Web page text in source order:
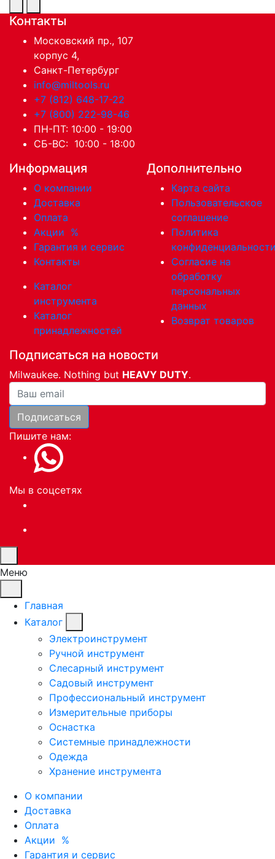
Контакты
Московский пр., 107
корпус 4,
Санкт-Петербург
info@miltools.ru
+7 (812) 648-17-22
+7 (800) 222-98-46
ПН-ПТ: 10:00 - 19:00
СБ-ВС: 10:00 - 18:00
Информация
О компании
Доставка
Оплата
Акции %
Гарантия и сервис
Контакты
Каталог
инструмента
Каталог
принадлежностей
Дополнительно
Карта сайта
Пользовательское
соглашение
Политика
Согласие на
обработку
персональных
данных
Возврат товаров
Подписаться на новости
Milwaukee. Nothing but HEAVY DUTY.
Ваша почта
Подписаться
Пишите нам:
Мы в соцсетях
Меню
Главная
Каталог
Электроинструмент
Ручной инструмент
Слесарный инструмент
Садовый инструмент
Профессиональный инструмент
Измерительные приборы
Оснастка
Системные принадлежности
Одежда
Хранение инструмента
О компании
Доставка
Оплата
Акции %
Гарантия и сервис